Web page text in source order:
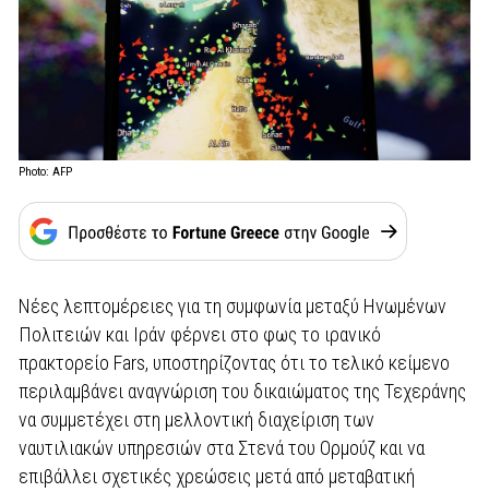
Photo: AFP
Νέες λεπτομέρειες για τη συμφωνία μεταξύ Ηνωμένων
Πολιτειών και Ιράν φέρνει στο φως το ιρανικό
πρακτορείο Fars, υποστηρίζοντας ότι το τελικό κείμενο
περιλαμβάνει αναγνώριση του δικαιώματος της Τεχεράνης
να συμμετέχει στη μελλοντική διαχείριση των
ναυτιλιακών υπηρεσιών στα Στενά του Ορμούζ και να
επιβάλλει σχετικές χρεώσεις μετά από μεταβατική